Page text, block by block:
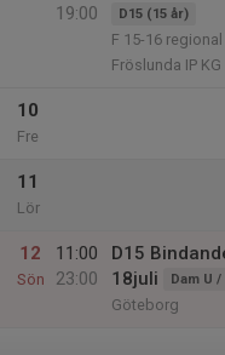
19:00
D15 (15 år)
F 15-16
Fröslunda IP KG
10
Fre
11
Lör
12
Sön
11:00
23:00
D15
18juli
Dam U /
Göteborg